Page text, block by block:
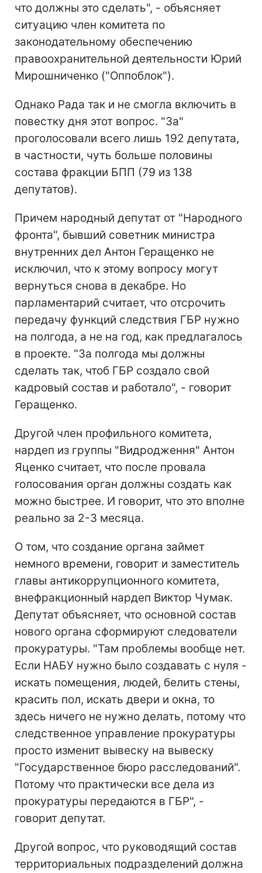
что должны это сделать", - объясняет
ситуацию член комитета по
законодательному обеспечению
правоохранительной деятельности Юрий
Мирошниченко ("Оппоблок").
Однако Рада так и не смогла включить в
повестку дня этот вопрос. "За"
проголосовали всего лишь 192 депутата,
в частности, чуть больше половины
состава фракции БПП (79 из 138
депутатов).
Причем народный депутат от "Народного
фронта", бывший советник министра
внутренних дел Антон Геращенко не
исключил, что к этому вопросу могут
вернуться снова в декабре. Но
парламентарий считает, что отсрочить
передачу функций следствия ГБР нужно
на полгода, а не на год, как предлагалось
в проекте. "За полгода мы должны
сделать так, чтоб ГБР создало свой
кадровый состав и работало", - говорит
Геращенко.
Другой член профильного комитета,
нардеп из группы "Видродження" Антон
Яценко считает, что после провала
голосования орган должны создать как
можно быстрее. И говорит, что это вполне
реально за 2-3 месяца.
О том, что создание органа займет
немного времени, говорит и заместитель
главы антикоррупционного комитета,
внефракционный нардеп Виктор Чумак.
Депутат объясняет, что основной состав
нового органа сформируют следователи
прокуратуры. "Там проблемы вообще нет.
Если НАБУ нужно было создавать с нуля -
искать помещения, людей, белить стены,
красить пол, искать двери и окна, то
здесь ничего не нужно делать, потому что
следственное управление прокуратуры
просто изменит вывеску на вывеску
"Государственное бюро расследований".
Потому что практически все дела из
прокуратуры передаются в ГБР", -
говорит депутат.
Другой вопрос, что руководящий состав
территориальных подразделений должна